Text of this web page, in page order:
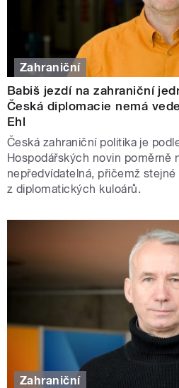
Zahraniční
Babiš jezdí na zahraniční
Česká diplomacie nemá
Ehl
Česká zahraniční politika je
Hospodářských novin poměrně
nepředvídatelná, přičemž
z diplomatických kuloárů.
Zahraniční